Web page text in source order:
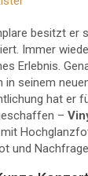
besitzt er
Immer
Erlebnis.
in seinem
hat er
–
und